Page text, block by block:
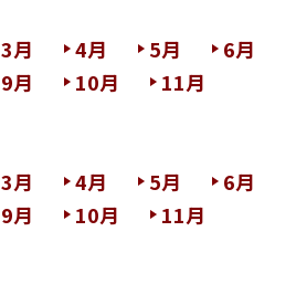
3月 4月 5月
6月
9月 10月
11月
3月 4月 5月
6月
9月 10月
11月